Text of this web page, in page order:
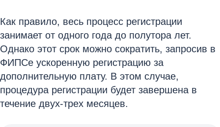
Как правило, весь процесс регистрации
занимает от одного года до полутора лет.
Однако этот срок можно сократить, запросив в
ФИПСе ускоренную регистрацию за
дополнительную плату. В этом случае,
процедура регистрации будет завершена в
течение двух-трех месяцев.